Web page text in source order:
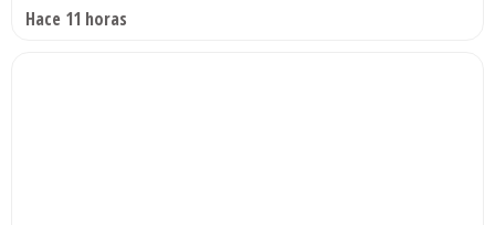
Hace 11 horas